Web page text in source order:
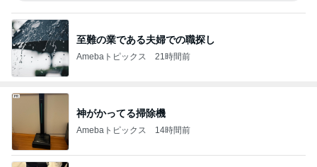
至難の業である夫婦での職探し
Amebaトピックス 21時間前
神がかってる掃除機
Amebaトピックス 14時間前